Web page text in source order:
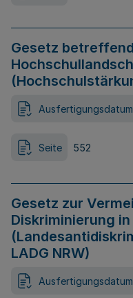
Gesetz
Ausfertigungsdatum
Seite 552
Gesetz zur
Diskriminierung
LADG NRW)
Ausfertigungsdatum